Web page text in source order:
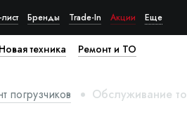
Бренды Trade-In Акции Еще
Новая техника Ремонт и ТО
погрузчиков Обслуживание